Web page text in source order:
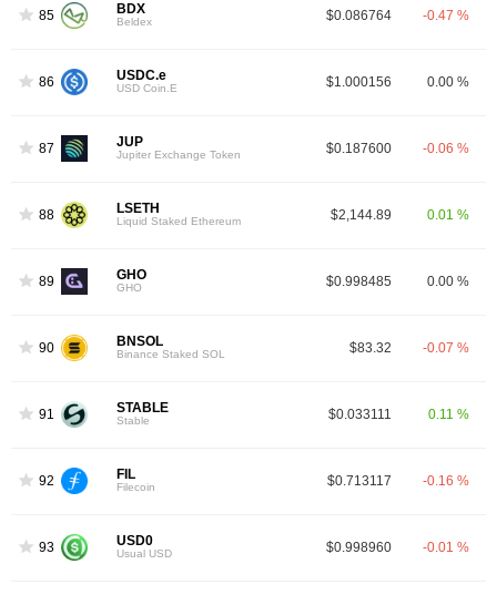
85 BDX
Beldex $0.086764 -0.47 %
86 USDC.e
USD Coin.E $1.000156 0.00 %
87 JUP
Jupiter Exchange Token $0.187600 -0.06 %
88 LSETH
Liquid Staked Ethereum $2,144.89 0.01 %
89 GHO
GHO $0.998485 0.00 %
90 BNSOL
Binance Staked SOL $83.32 -0.07 %
91 STABLE
Stable $0.033111 0.11 %
92 FIL
Filecoin $0.713117 -0.16 %
93 USD0
Usual USD $0.998960 -0.01 %